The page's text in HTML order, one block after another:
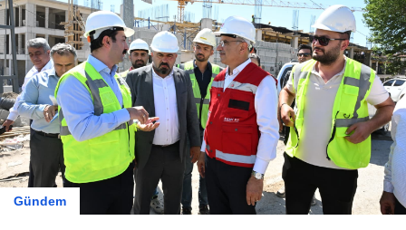
Gündem